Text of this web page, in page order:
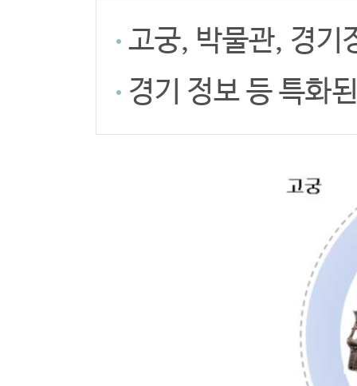
고궁, 박물관, 경기
경기 정보 등 특화